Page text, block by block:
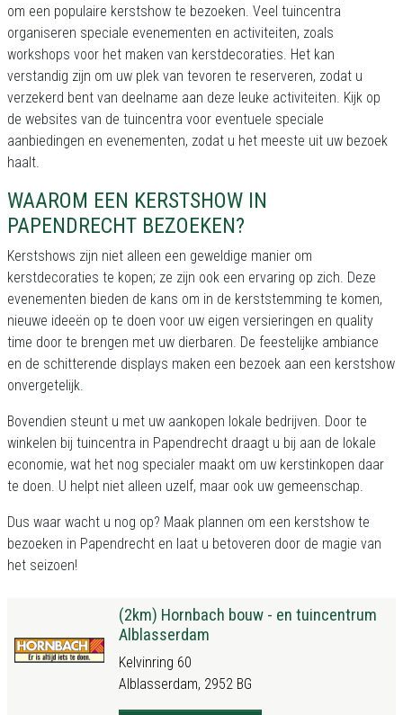
om een populaire kerstshow te bezoeken. Veel tuincentra
organiseren speciale evenementen en activiteiten, zoals
workshops voor het maken van kerstdecoraties. Het kan
verstandig zijn om uw plek van tevoren te reserveren, zodat u
verzekerd bent van deelname aan deze leuke activiteiten. Kijk op
de websites van de tuincentra voor eventuele speciale
aanbiedingen en evenementen, zodat u het meeste uit uw bezoek
haalt.
WAAROM EEN KERSTSHOW IN
PAPENDRECHT BEZOEKEN?
Kerstshows zijn niet alleen een geweldige manier om
kerstdecoraties te kopen; ze zijn ook een ervaring op zich. Deze
evenementen bieden de kans om in de kerststemming te komen,
nieuwe ideeën op te doen voor uw eigen versieringen en quality
time door te brengen met uw dierbaren. De feestelijke ambiance
en de schitterende displays maken een bezoek aan een kerstshow
onvergetelijk.
Bovendien steunt u met uw aankopen lokale bedrijven. Door te
winkelen bij tuincentra in Papendrecht draagt u bij aan de lokale
economie, wat het nog specialer maakt om uw kerstinkopen daar
te doen. U helpt niet alleen uzelf, maar ook uw gemeenschap.
Dus waar wacht u nog op? Maak plannen om een kerstshow te
bezoeken in Papendrecht en laat u betoveren door de magie van
het seizoen!
(2km) Hornbach bouw - en tuincentrum
Alblasserdam
Kelvinring 60
Alblasserdam, 2952 BG